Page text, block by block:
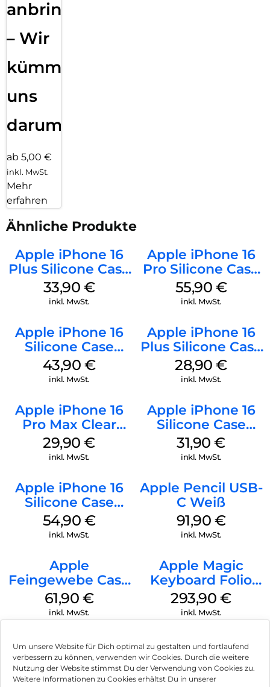
Um unsere Website für Dich optimal zu gestalten und fortlaufend
verbessern zu können, verwenden wir Cookies. Durch die weitere
Nutzung der Website stimmst Du der Verwendung von Cookies zu.
Weitere Informationen zu Cookies erhältst Du in unserer
anbringen
– Wir
kümmern
uns
darum!
ab 5,00 €
inkl. MwSt.
Mehr
erfahren
Ähnliche Produkte
Apple iPhone 16
Plus Silicone Case
MagSafe Lake
Green
33,90 €
inkl. MwSt.
Apple iPhone 16
Pro Silicone Case
MagSafe Stone
Gray
55,90 €
inkl. MwSt.
Apple iPhone 16
Silicone Case
MagSafe Plum
43,90 €
inkl. MwSt.
Apple iPhone 16
Plus Silicone Case
MagSafe Black
28,90€
inkl. MwSt.
Apple iPhone 16
Pro Max Clear
Case MagSafe
Transparent
29,90€
inkl. MwSt.
Apple iPhone 16
Silicone Case
MagSafe Fuchsia
31,90€
inkl. MwSt.
Apple iPhone 16
Silicone Case
MagSafe Lake
Green
54,90 €
inkl. MwSt.
Apple Pencil USB-
C Weiß
91,90 €
inkl. MwSt.
Apple
Feingewebe Case
iPhone 15 Pro
MagSafe Schwarz
61,90 €
inkl. MwSt.
Apple Magic
Keyboard Folio
iPad 10.9″ (10.Gen.)
Weiß
293,90€
inkl. MwSt.
Impressum